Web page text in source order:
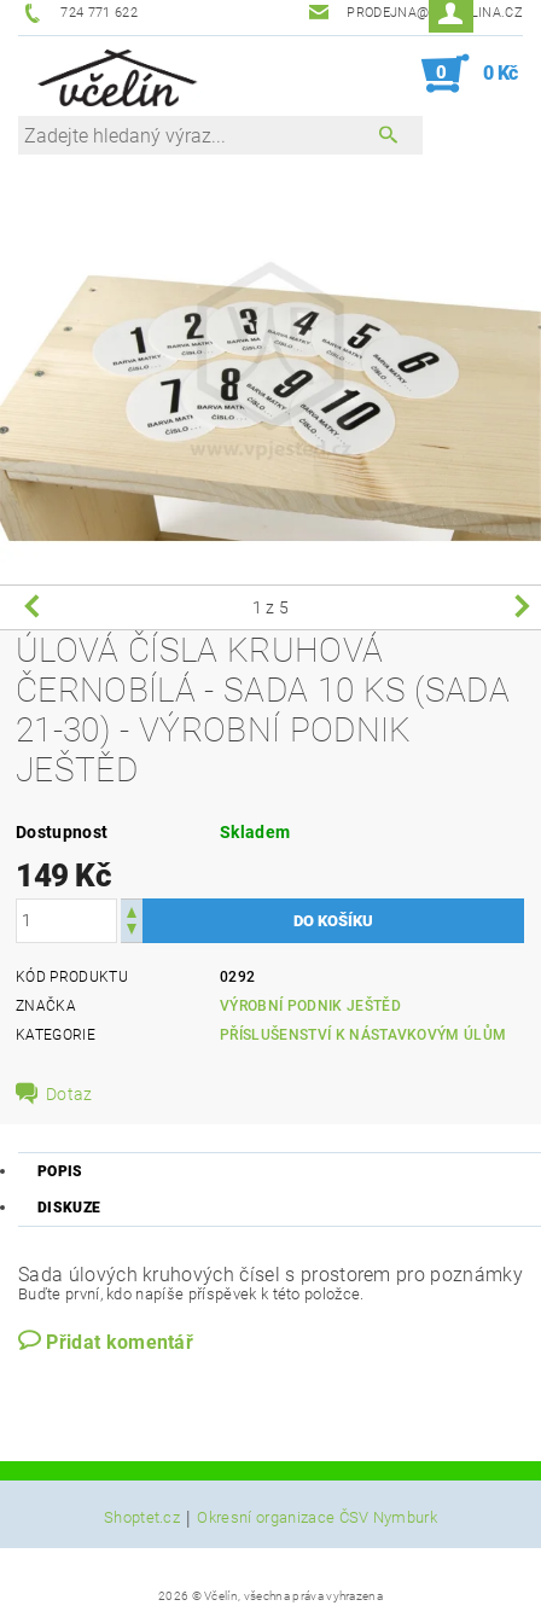
724 771 622 PRODEJNA@ZEVCELINA.CZ
0 0 Kč
1 z 5
ÚLOVÁ ČÍSLA KRUHOVÁ
ČERNOBÍLÁ - SADA 10 KS (SADA
21-30) - VÝROBNÍ PODNIK
JEŠTĚD
Dostupnost Skladem
149 Kč
KÓD PRODUKTU
0292
ZNAČKA
VÝROBNÍ PODNIK JEŠTĚD
KATEGORIE
PŘÍSLUŠENSTVÍ K NÁSTAVKOVÝM ÚLŮM
Dotaz
POPIS
DISKUZE
Sada úlových kruhových čísel s prostorem pro poznámky
Buďte první, kdo napíše příspěvek k této položce.
Přidat komentář
Shoptet.cz | Okresní organizace ČSV Nymburk
2026 © Včelín, všechna práva vyhrazena